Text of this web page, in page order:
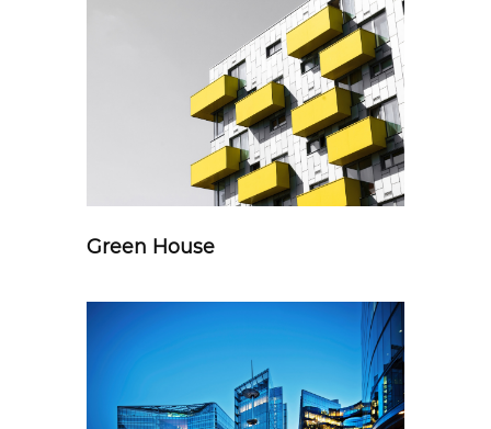
Green House